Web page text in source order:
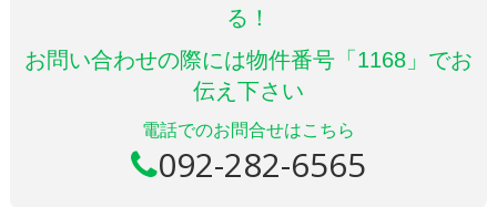
る！
お問い合わせの際には物件番号「1168」でお
伝え下さい
電話でのお問合せはこちら
092-282-6565